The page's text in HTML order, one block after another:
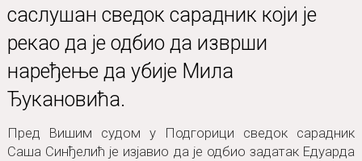
саслушан сведок сарадник који је
рекао да је одбио да изврши
наређење да убије Мила
Ђукановића.
Пред Вишим судом у Подгорици сведок сарадник
Саша Синђелић је изјавио да је одбио задатак Едуарда